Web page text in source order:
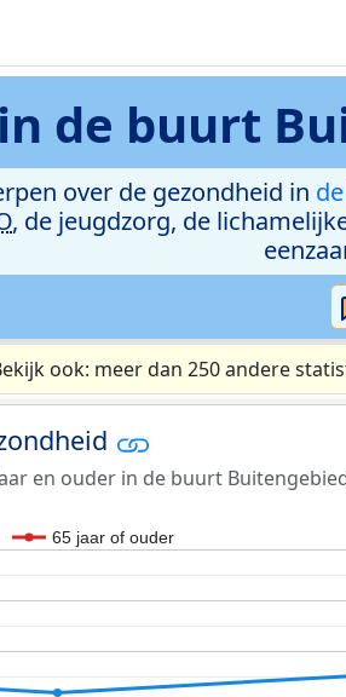
de buurt
over de gezondheid in
, de jeugdzorg, de
ook: meer dan 250 andere
en ouder in de buurt
65 jaar of ouder